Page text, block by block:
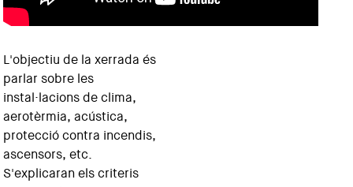
L'objectiu de la xerrada és
parlar sobre les
instal·lacions de clima,
aerotèrmia, acústica,
protecció contra incendis,
ascensors, etc.
S'explicaran els criteris